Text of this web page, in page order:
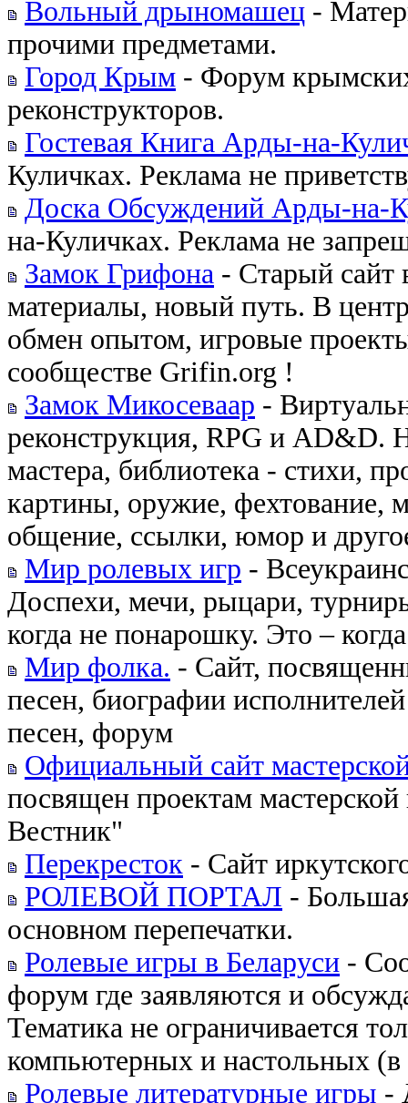
Вольный дрыномашец -
прочими предметами.
Город Крым - Форум
реконструкторов.
Гостевая Книга Арды-на-
Куличках. Реклама не
Доска Обсуждений Арды-на-
на-Куличках. Реклама не
Замок Грифона - Старый сайт
материалы, новый путь. В
обмен опытом, игровые
сообществе Grifin.org !
Замок Микосеваар -
реконструкция, RPG и AD&D.
мастера, библиотека - стихи,
картины, оружие, фехтование,
общение, ссылки, юмор и
Мир ролевых игр -
Доспехи, мечи, рыцари,
когда не понарошку. Это –
Мир фолка. - Сайт,
песен, биографии
песен, форум
Официальный сайт
посвящен проектам
Вестник"
Перекресток - Сайт
РОЛЕВОЙ ПОРТАЛ -
основном перепечатки.
Ролевые игры в Беларуси -
форум где заявляются и
Тематика не ограничивается
компьютерных и настольных
Ролевые литературные игры -